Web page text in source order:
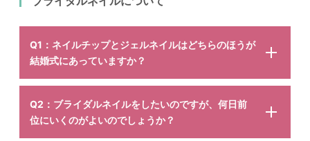
Q1：ネイルチップとジェルネイルはどちらのほうが
結婚式にあっていますか？
Q2：ブライダルネイルをしたいのですが、何日前
位にいくのがよいのでしょうか？